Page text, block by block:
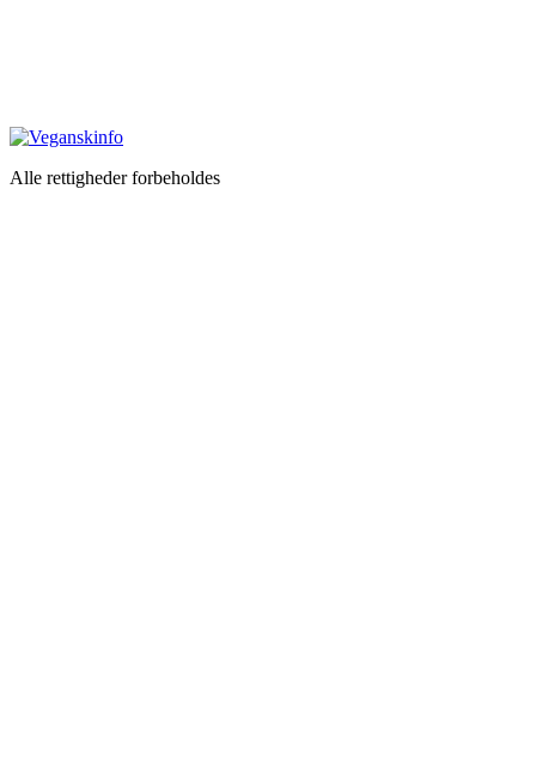
Alle rettigheder forbeholdes